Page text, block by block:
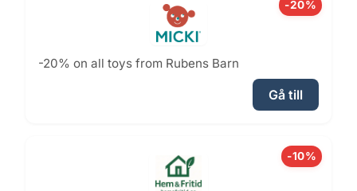
-20%
-20% on all toys from Rubens Barn
Gå till
-10%